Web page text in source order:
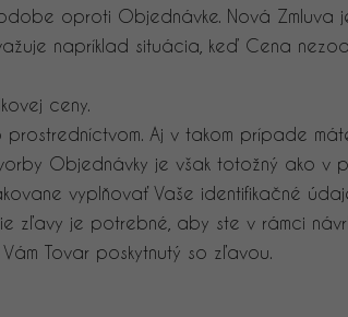
oproti Objednávke. Nová Zmluva
napríklad situácia, keď Cena
ceny.
Aj v takom prípade
Objednávky je však totožný ako v
vyplňovať Vaše identifikačné
zľavy je potrebné, aby ste v rámci
Tovar poskytnutý so zľavou.